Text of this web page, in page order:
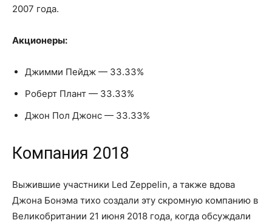
2007 года.
Акционеры:
Джимми Пейдж — 33.33%
Роберт Плант — 33.33%
Джон Пол Джонс — 33.33%
Компания 2018
Выжившие участники Led Zeppelin, а также вдова
Джона Бонэма тихо создали эту скромную компанию в
Великобритании 21 июня 2018 года, когда обсуждали